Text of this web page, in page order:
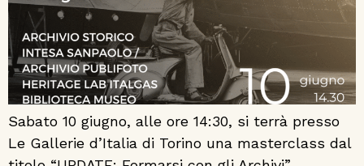
Sabato 10 giugno, alle ore 14:30, si terrà presso
Le Gallerie d’Italia di Torino una masterclass dal